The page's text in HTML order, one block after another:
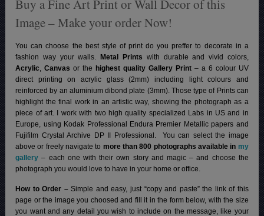
Buy a Fine Art Print or Wall Decor of this
Image – Make your order Now!
You can choose the best style of print do you preffer to decorate in a
fashion way your walls.Metal Prints with durable and vivid colors,
Acrylic ,Canvas or the highest quality Gallery Print– a 6 colour UV
direct printing on acrylic glass (2mm) including light colours and
reinforced by an aluminium dibond plate (3mm). Those type of Prints can
highlight the final work in an artistic way, showing the photograph as a
piece of art. I work with two high quality specialized Labs in US and in
Europe, using Kodak Professional Endura Premier Metallic papers and
Fujifilm Crystal Archive DP II Professional. You can select the image
above or freely navigate to more than 800 photographs available in my
gallery – each one with their own story and magic – and choose the
photograph you would love to have in your home or office.
How to Order –Simple and easy, just “copy and paste” the link of this
page or the image you choosed and fill it in the form below, with the size
you want and any detail you wish to include on the message, like your